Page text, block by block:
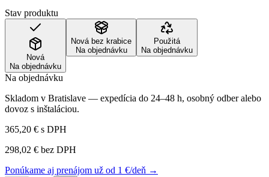
Stav produktu
Nová
Na objednávku
Nová bez krabice
Na objednávku
Použitá
Na objednávku
Na objednávku
Skladom v Bratislave — expedícia do 24–48 h, osobný odber alebo
dovoz s inštaláciou.
365,20 € s DPH
298,02 € bez DPH
Ponúkame aj prenájom už od 1 €/deň →